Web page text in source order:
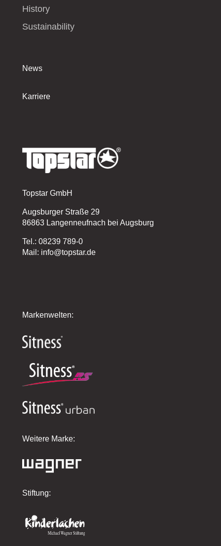
History
Sustainability
News
Karriere
Topstar GmbH
Augsburger Straße 29
86863 Langenneufnach bei Augsburg
Tel.: 08239 789-0
Mail: info@topstar.de
Markenwelten:
Weitere Marke:
Stiftung: